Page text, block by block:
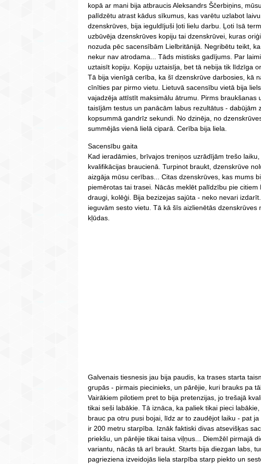
kopā ar mani bija atbraucis Aleksandrs Ščerbiņins,
palīdzētu atrast kādus sīkumus, kas varētu uzlabot
dzenskrūves, bija ieguldījuši ļoti lielu darbu. Ļoti īsā
uzbūvēja dzenskrūves kopiju tai dzenskrūvei, kuras
nozuda pēc sacensībām Lielbritānijā. Negribētu teikt,
nekur nav atrodama... Tāds mistisks gadījums. Par
uztaisīt kopiju. Kopiju uztaisīja, bet tā nebija tik līdzīga
Tā bija vienīgā cerība, ka šī dzenskrūve darbosies, kā
cīnīties par pirmo vietu. Lietuvā sacensību vietā bija
vajadzēja attīstīt maksimālu ātrumu. Pirms braukšanas
taisījām testus un panācām labus rezultātus - dabūjām
kopsummā gandrīz sekundi. No dzinēja, no
summējās vienā lielā ciparā. Cerība bija liela.
Sacensību gaita
Kad ieradāmies, brīvajos treniņos uzrādījām trešo
kvalifikācijas braucienā. Turpinot braukt, dzenskrūve
aizgāja mūsu cerības... Citas dzenskrūves, kas mums
piemērotas tai trasei. Nācās meklēt palīdzību pie citiem
draugi, kolēģi. Bija bezizejas sajūta - neko nevari
ieguvām sesto vietu. Tā kā šīs aizlienētās dzenskrūves
kļūdas.
Galvenais tiesnesis jau bija paudis, ka trases starta
grupās - pirmais piecinieks, un pārējie, kuri brauks pa
Vairākiem pilotiem pret to bija pretenzijas, jo trešajā
tikai seši labākie. Tā iznāca, ka paliek tikai pieci
brauc pa otru pusi bojai, līdz ar to zaudējot laiku - pat
ir 200 metru starpība. Iznāk faktiski divas atsevišķas
priekšu, un pārējie tikai taisa viļņus... Diemžēl pirmajā
variantu, nācās tā arī braukt. Starts bija diezgan labs,
pagrieziena izveidojās liela starpība starp piekto un